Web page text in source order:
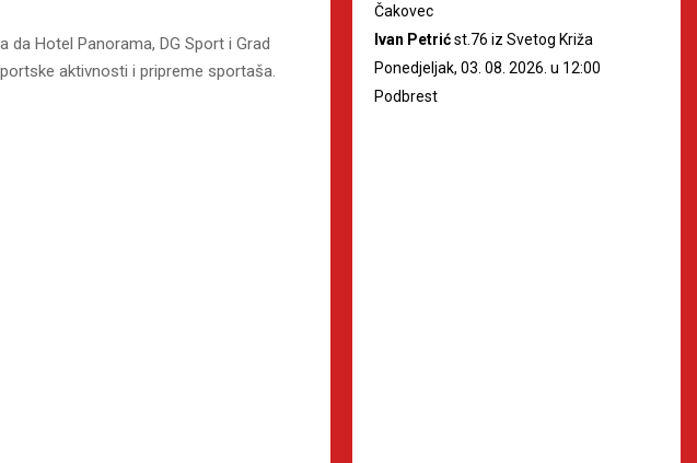
da Hotel Panorama, DG Sport i Grad
aktivnosti i pripreme sportaša.
Čakovec
Ivan Petrićst.76 iz Svetog Križa
Ponedjeljak, 03. 08. 2026. u 12:00
Podbrest